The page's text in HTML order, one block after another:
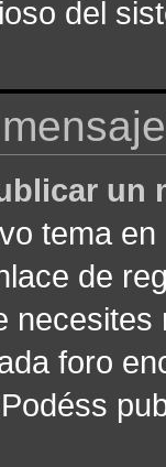
del
un
tema
de
foro